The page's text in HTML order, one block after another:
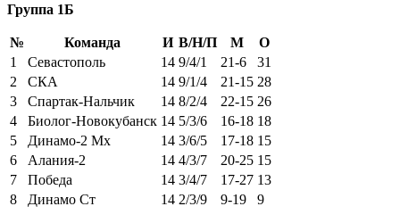
Группа 1Б
№ Команда И В/Н/П М
О
1
Севастополь 14 9/4/1 21-6
31
2
СКА 14 9/1/4 21-15 28
3
Спартак-Нальчик 14 8/2/4 22-15 26
4
Биолог-Новокубанск 14 5/3/6 16-18 18
5
Динамо-2 Мх 14 3/6/5 17-18 15
6
Алания-2 14 4/3/7 20-25 15
7
Победа 14 3/4/7 17-27 13
8
Динамо Ст 14 2/3/9 9-19 9